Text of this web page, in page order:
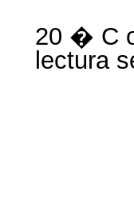
20 � C
lectura